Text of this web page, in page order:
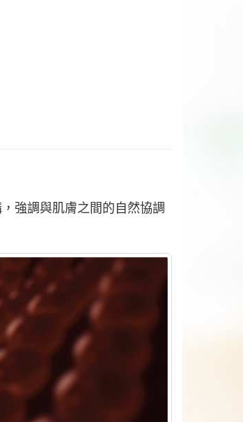
強調與肌膚之間的自然協調